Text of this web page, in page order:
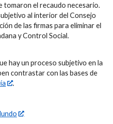
tomaron el recaudo necesario.
al interior del Consejo
de las firmas para eliminar el
y Control Social.
hay un proceso subjetivo en la
contrastar con las bases de
.